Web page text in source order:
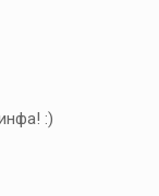
:)